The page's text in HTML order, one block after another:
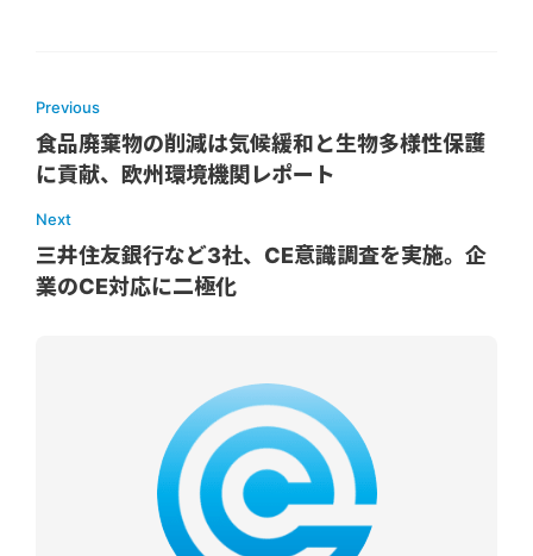
Previous
食品廃棄物の削減は気候緩和と生物多様性保護
に貢献、欧州環境機関レポート
Next
三井住友銀行など3社、CE意識調査を実施。企
業のCE対応に二極化